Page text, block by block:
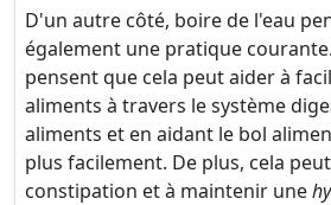
D'un autre côté, boire de l'eau
également une pratique
pensent que cela peut aider à
aliments à travers le système
aliments et en aidant le bol
plus facilement. De plus, cela
constipation et à maintenir une